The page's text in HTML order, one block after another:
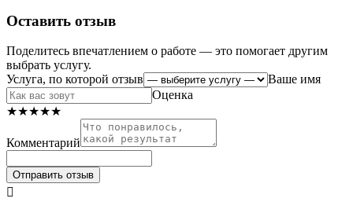
Оставить отзыв
Поделитесь впечатлением о работе — это помогает другим
выбрать услугу.
Услуга, по которой отзыв
Ваше имя
Оценка
★★★★★
Комментарий
Отправить отзыв
